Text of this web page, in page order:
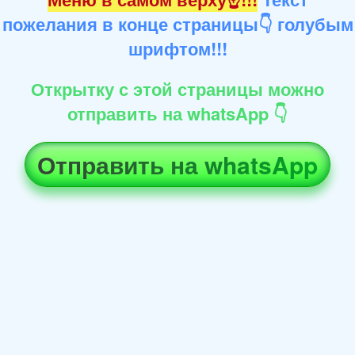
пожелания в конце страницы👇 голубым
шрифтом!!!
Открытку с этой страницы можно
отправить на whatsApp 👇
Отправить на whatsApp